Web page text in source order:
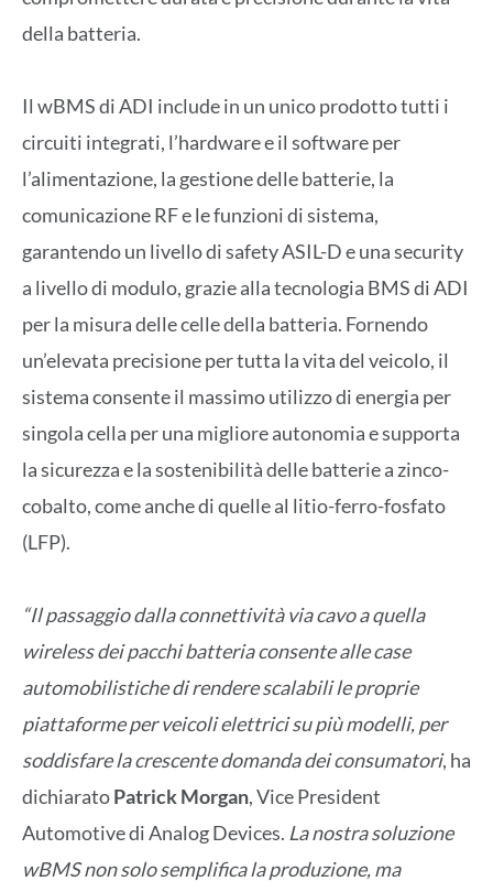
della batteria.
Il wBMS di ADI include in un unico prodotto tutti i
circuiti integrati, l’hardware e il software per
l’alimentazione, la gestione delle batterie, la
comunicazione RF e le funzioni di sistema,
garantendo un livello di safety ASIL-D e una security
a livello di modulo, grazie alla tecnologia BMS di ADI
per la misura delle celle della batteria. Fornendo
un’elevata precisione per tutta la vita del veicolo, il
sistema consente il massimo utilizzo di energia per
singola cella per una migliore autonomia e supporta
la sicurezza e la sostenibilità delle batterie a zinco-
cobalto, come anche di quelle al litio-ferro-fosfato
(LFP).
“Il passaggio dalla connettività via cavo a quella
wireless dei pacchi batteria consente alle case
automobilistiche di rendere scalabili le proprie
piattaforme per veicoli elettrici su più modelli, per
soddisfare la crescente domanda dei consumatori, ha
dichiaratoPatrick Morgan, Vice President
Automotive di Analog Devices. La nostra soluzione
wBMS non solo semplifica la produzione, ma